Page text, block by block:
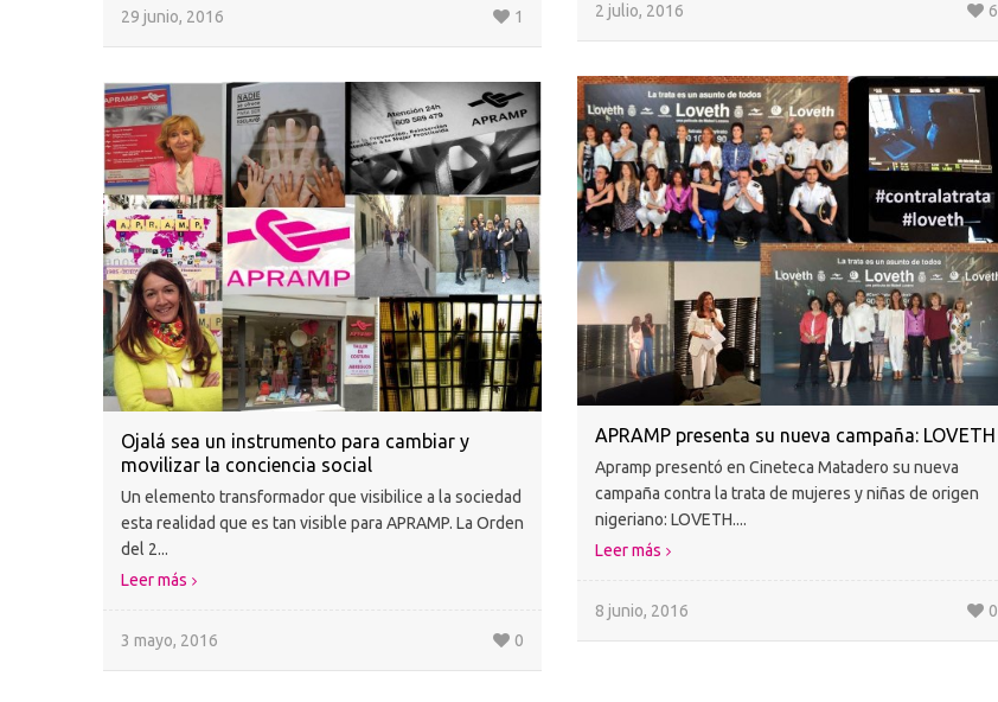
2 julio, 2016 6
29 junio, 2016 1
APRAMP presenta su nueva campaña: LOVETH
Apramp presentó en Cineteca Matadero su nueva
campaña contra la trata de mujeres y niñas de origen
nigeriano: LOVETH....
Leer más
8 junio, 2016 0
Ojalá sea un instrumento para cambiar y
movilizar la conciencia social
Un elemento transformador que visibilice a la sociedad
esta realidad que es tan visible para APRAMP. La Orden
del 2...
Leer más
3 mayo, 2016 0